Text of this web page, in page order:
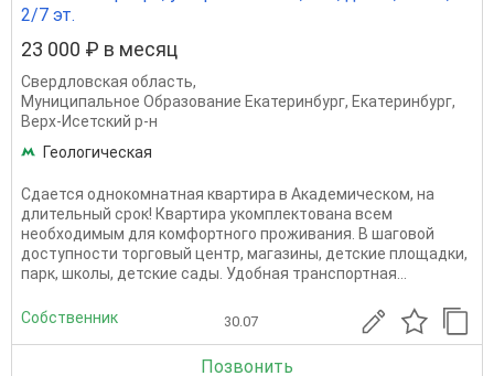
2/7 эт.
23 000 ₽ в месяц
Свердловская область,
Муниципальное Образование Екатеринбург, Екатеринбург,
Верх-Исетский р-н
Геологическая
Сдается однокомнатная квартира в Академическом, на
длительный срок! Квартира укомплектована всем
необходимым для комфортного проживания. В шаговой
доступности торговый центр, магазины, детские площадки,
парк, школы, детские сады. Удобная транспортная...
Собственник 30.07
Позвонить